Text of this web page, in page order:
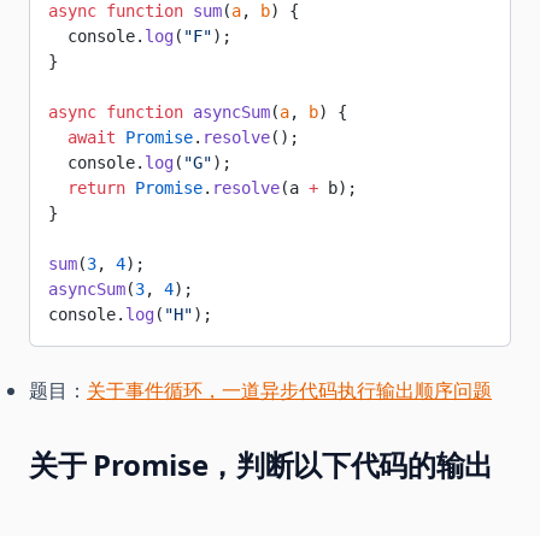
async function sum(a, b) {
  console.
log( "F");
}
async function asyncSum(a, b) {
  await
Promise. resolve();
  console.
log( "G");
  return
Promise. resolve(a + b);
}
sum(3, 4);
asyncSum(3, 4);
console. log( "H");
题目： 关于事件循环，一道异步代码执行输出顺序问题
关于 Promise，判断以下代码的输出